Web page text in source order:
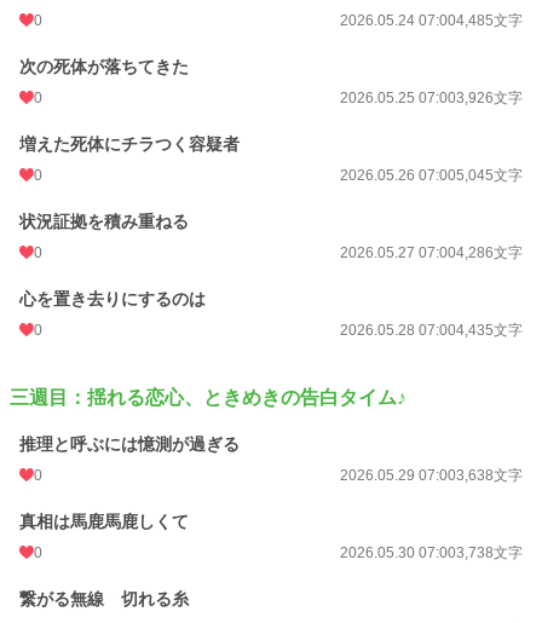
0 2026.05.24 07:004,485文字
次の死体が落ちてきた
0 2026.05.25 07:003,926文字
増えた死体にチラつく容疑者
0 2026.05.26 07:005,045文字
状況証拠を積み重ねる
0 2026.05.27 07:004,286文字
心を置き去りにするのは
0 2026.05.28 07:004,435文字
三週目：揺れる恋心、ときめきの告白タイム♪
推理と呼ぶには憶測が過ぎる
0 2026.05.29 07:003,638文字
真相は馬鹿馬鹿しくて
0 2026.05.30 07:003,738文字
繋がる無線 切れる糸